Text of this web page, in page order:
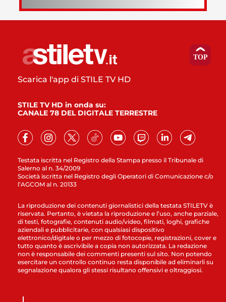
Testata iscritta nel Registro della Stampa presso il Tribunale di
Salerno al n. 34/2009
Società iscritta nel Registro degli Operatori di Comunicazione c/o
l’AGCOM al n. 20133
Scarica l'app di STILE TV HD
STILE TV HD in onda su:
CANALE 78 DEL DIGITALE TERRESTRE
La riproduzione dei contenuti giornalistici della testata STILETV è
riservata. Pertanto, è vietata la riproduzione e l’uso, anche parziale,
di testi, fotografie, contenuti audio/video, filmati, loghi, grafiche
aziendali e pubblicitarie, con qualsiasi dispositivo
elettronico/digitale o per mezzo di fotocopie, registrazioni, cover e
tutto quanto è ascrivibile a copia non autorizzata. La redazione
non è responsabile dei commenti presenti sul sito. Non potendo
esercitare un controllo continuo resta disponibile ad eliminarli su
segnalazione qualora gli stessi risultano offensivi e oltraggiosi.